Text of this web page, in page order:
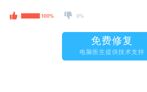
免费修复
电脑医生提供技术支持